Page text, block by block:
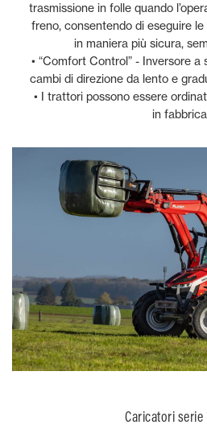
trasmissione in folle quando
freno, consentendo di eseguire
in maniera più sicura,
• “Comfort Control” - Inversore
cambi di direzione da lento e
• I trattori possono essere
in
Caricatori serie